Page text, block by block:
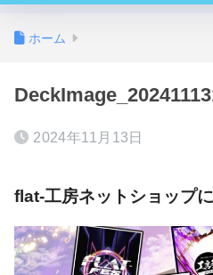
ホーム
2024年11月13日
flat-工房ネットショップ